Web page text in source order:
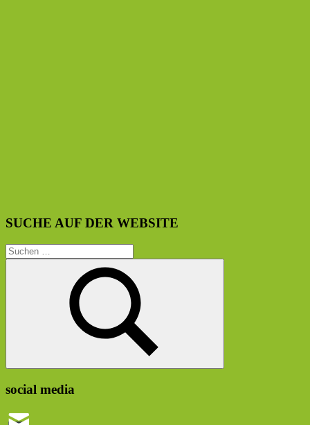
SUCHE AUF DER WEBSITE
Suchen
nach:
Suchen
social media